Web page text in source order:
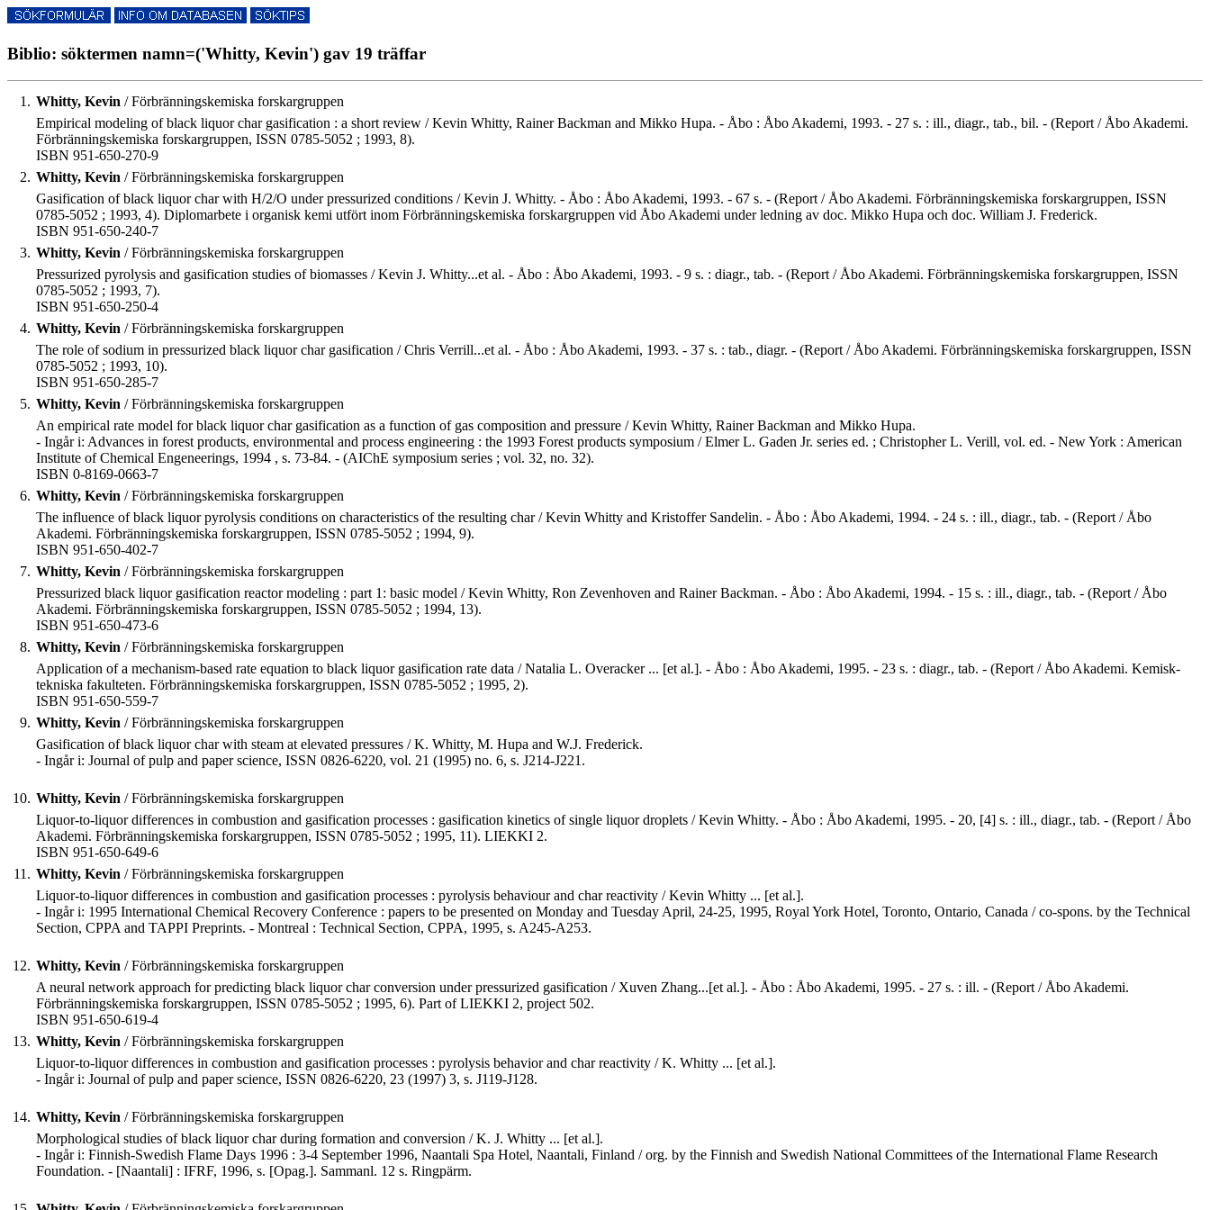
Biblio: söktermen namn=('Whitty, Kevin') gav 19 träffar
1. Whitty, Kevin / Förbränningskemiska forskargruppen
Empirical modeling of black liquor char gasification : a short review / Kevin Whitty, Rainer Backman and Mikko Hupa. - Åbo : Åbo Akademi, 1993. - 27 s. : ill., diagr., tab., bil. - (Report / Åbo Akademi.
Förbränningskemiska forskargruppen, ISSN 0785-5052 ; 1993, 8).
ISBN 951-650-270-9
2. Whitty, Kevin / Förbränningskemiska forskargruppen
Gasification of black liquor char with H/2/O under pressurized conditions / Kevin J. Whitty. - Åbo : Åbo Akademi, 1993. - 67 s. - (Report / Åbo Akademi. Förbränningskemiska forskargruppen, ISSN
0785-5052 ; 1993, 4). Diplomarbete i organisk kemi utfört inom Förbränningskemiska forskargruppen vid Åbo Akademi under ledning av doc. Mikko Hupa och doc. William J. Frederick.
ISBN 951-650-240-7
3. Whitty, Kevin / Förbränningskemiska forskargruppen
Pressurized pyrolysis and gasification studies of biomasses / Kevin J. Whitty...et al. - Åbo : Åbo Akademi, 1993. - 9 s. : diagr., tab. - (Report / Åbo Akademi. Förbränningskemiska forskargruppen, ISSN
0785-5052 ; 1993, 7).
ISBN 951-650-250-4
4. Whitty, Kevin / Förbränningskemiska forskargruppen
The role of sodium in pressurized black liquor char gasification / Chris Verrill...et al. - Åbo : Åbo Akademi, 1993. - 37 s. : tab., diagr. - (Report / Åbo Akademi. Förbränningskemiska forskargruppen, ISSN
0785-5052 ; 1993, 10).
ISBN 951-650-285-7
5. Whitty, Kevin / Förbränningskemiska forskargruppen
An empirical rate model for black liquor char gasification as a function of gas composition and pressure / Kevin Whitty, Rainer Backman and Mikko Hupa.
- Ingår i: Advances in forest products, environmental and process engineering : the 1993 Forest products symposium / Elmer L. Gaden Jr. series ed. ; Christopher L. Verill, vol. ed. - New York : American
Institute of Chemical Engeneerings, 1994 , s. 73-84. - (AIChE symposium series ; vol. 32, no. 32).
ISBN 0-8169-0663-7
6. Whitty, Kevin / Förbränningskemiska forskargruppen
The influence of black liquor pyrolysis conditions on characteristics of the resulting char / Kevin Whitty and Kristoffer Sandelin. - Åbo : Åbo Akademi, 1994. - 24 s. : ill., diagr., tab. - (Report / Åbo
Akademi. Förbränningskemiska forskargruppen, ISSN 0785-5052 ; 1994, 9).
ISBN 951-650-402-7
7. Whitty, Kevin / Förbränningskemiska forskargruppen
Pressurized black liquor gasification reactor modeling : part 1: basic model / Kevin Whitty, Ron Zevenhoven and Rainer Backman. - Åbo : Åbo Akademi, 1994. - 15 s. : ill., diagr., tab. - (Report / Åbo
Akademi. Förbränningskemiska forskargruppen, ISSN 0785-5052 ; 1994, 13).
ISBN 951-650-473-6
8. Whitty, Kevin / Förbränningskemiska forskargruppen
Application of a mechanism-based rate equation to black liquor gasification rate data / Natalia L. Overacker ... [et al.]. - Åbo : Åbo Akademi, 1995. - 23 s. : diagr., tab. - (Report / Åbo Akademi. Kemisk-
tekniska fakulteten. Förbränningskemiska forskargruppen, ISSN 0785-5052 ; 1995, 2).
ISBN 951-650-559-7
9. Whitty, Kevin / Förbränningskemiska forskargruppen
Gasification of black liquor char with steam at elevated pressures / K. Whitty, M. Hupa and W.J. Frederick.
- Ingår i: Journal of pulp and paper science, ISSN 0826-6220, vol. 21 (1995) no. 6, s. J214-J221.
10. Whitty, Kevin / Förbränningskemiska forskargruppen
Liquor-to-liquor differences in combustion and gasification processes : gasification kinetics of single liquor droplets / Kevin Whitty. - Åbo : Åbo Akademi, 1995. - 20, [4] s. : ill., diagr., tab. - (Report / Åbo
Akademi. Förbränningskemiska forskargruppen, ISSN 0785-5052 ; 1995, 11). LIEKKI 2.
ISBN 951-650-649-6
11. Whitty, Kevin / Förbränningskemiska forskargruppen
Liquor-to-liquor differences in combustion and gasification processes : pyrolysis behaviour and char reactivity / Kevin Whitty ... [et al.].
- Ingår i: 1995 International Chemical Recovery Conference : papers to be presented on Monday and Tuesday April, 24-25, 1995, Royal York Hotel, Toronto, Ontario, Canada / co-spons. by the Technical
Section, CPPA and TAPPI Preprints. - Montreal : Technical Section, CPPA, 1995, s. A245-A253.
12. Whitty, Kevin / Förbränningskemiska forskargruppen
A neural network approach for predicting black liquor char conversion under pressurized gasification / Xuven Zhang...[et al.]. - Åbo : Åbo Akademi, 1995. - 27 s. : ill. - (Report / Åbo Akademi.
Förbränningskemiska forskargruppen, ISSN 0785-5052 ; 1995, 6). Part of LIEKKI 2, project 502.
ISBN 951-650-619-4
13. Whitty, Kevin / Förbränningskemiska forskargruppen
Liquor-to-liquor differences in combustion and gasification processes : pyrolysis behavior and char reactivity / K. Whitty ... [et al.].
- Ingår i: Journal of pulp and paper science, ISSN 0826-6220, 23 (1997) 3, s. J119-J128.
14. Whitty, Kevin / Förbränningskemiska forskargruppen
Morphological studies of black liquor char during formation and conversion / K. J. Whitty ... [et al.].
- Ingår i: Finnish-Swedish Flame Days 1996 : 3-4 September 1996, Naantali Spa Hotel, Naantali, Finland / org. by the Finnish and Swedish National Committees of the International Flame Research
Foundation. - [Naantali] : IFRF, 1996, s. [Opag.]. Sammanl. 12 s. Ringpärm.